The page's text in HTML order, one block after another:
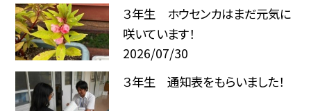
３年生 ホウセンカはまだ元気に
咲いています！
2026/07/30
３年生 通知表をもらいました！